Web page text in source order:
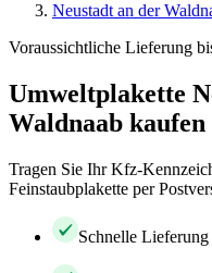
Neustadt an der
Voraussichtliche Lieferung
Umweltplakette
Waldnaab kaufen
Tragen Sie Ihr Kfz-
Feinstaubplakette per
Schnelle Lieferung